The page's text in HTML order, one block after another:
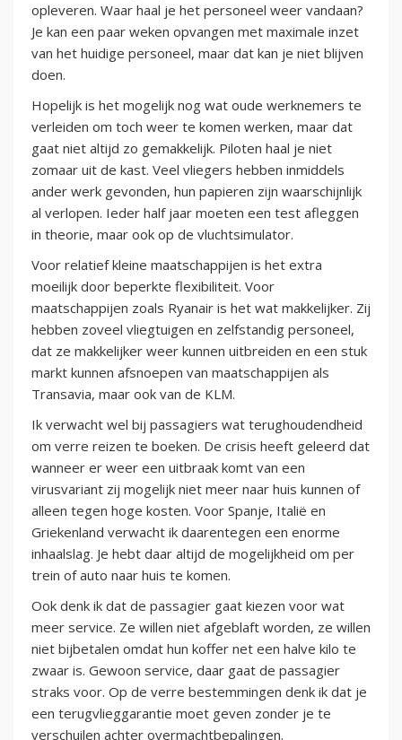
opleveren. Waar haal je het personeel weer vandaan?
Je kan een paar weken opvangen met maximale inzet
van het huidige personeel, maar dat kan je niet blijven
doen.
Hopelijk is het mogelijk nog wat oude werknemers te
verleiden om toch weer te komen werken, maar dat
gaat niet altijd zo gemakkelijk. Piloten haal je niet
zomaar uit de kast. Veel vliegers hebben inmiddels
ander werk gevonden, hun papieren zijn waarschijnlijk
al verlopen. Ieder half jaar moeten een test afleggen
in theorie, maar ook op de vluchtsimulator.
Voor relatief kleine maatschappijen is het extra
moeilijk door beperkte flexibiliteit. Voor
maatschappijen zoals Ryanair is het wat makkelijker. Zij
hebben zoveel vliegtuigen en zelfstandig personeel,
dat ze makkelijker weer kunnen uitbreiden en een stuk
markt kunnen afsnoepen van maatschappijen als
Transavia, maar ook van de KLM.
Ik verwacht wel bij passagiers wat terughoudendheid
om verre reizen te boeken. De crisis heeft geleerd dat
wanneer er weer een uitbraak komt van een
virusvariant zij mogelijk niet meer naar huis kunnen of
alleen tegen hoge kosten. Voor Spanje, Italië en
Griekenland verwacht ik daarentegen een enorme
inhaalslag. Je hebt daar altijd de mogelijkheid om per
trein of auto naar huis te komen.
Ook denk ik dat de passagier gaat kiezen voor wat
meer service. Ze willen niet afgeblaft worden, ze willen
niet bijbetalen omdat hun koffer net een halve kilo te
zwaar is. Gewoon service, daar gaat de passagier
straks voor. Op de verre bestemmingen denk ik dat je
een terugvlieggarantie moet geven zonder je te
verschuilen achter overmachtbepalingen.